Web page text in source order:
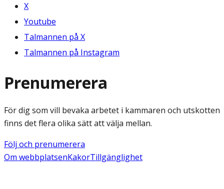
X
Youtube
Talmannen på X
Talmannen på Instagram
Prenumerera
För dig som vill bevaka arbetet i kammaren och utskotten
finns det flera olika sätt att välja mellan.
Följ och prenumerera
Om webbplatsenKakorTillgänglighet